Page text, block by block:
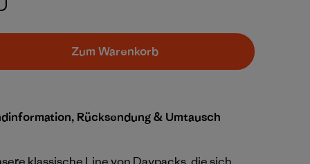
Zum Warenkorb
Rücksendung & Umtausch